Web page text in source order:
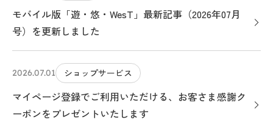
モバイル版「遊・悠・WesT」最新記事（2026年07月
号）を更新しました
2026.07.01 ショップサービス
マイページ登録でご利用いただける、お客さま感謝ク
ーポンをプレゼントいたします